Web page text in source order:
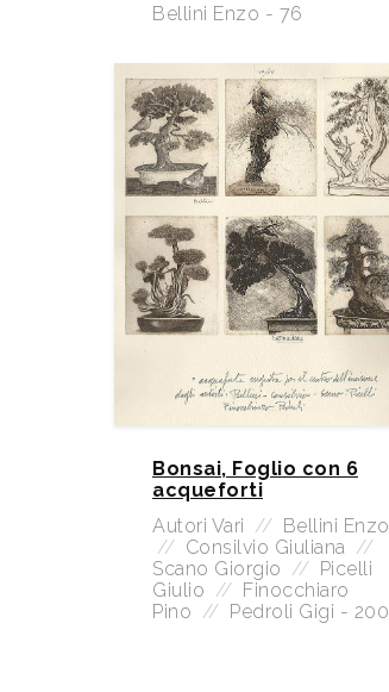
Bellini Enzo - 76
Bonsai, Foglio con 6
acqueforti
Autori Vari // Bellini Enzo
// Consilvio Giuliana //
Scano Giorgio // Picelli
Giulio // Finocchiaro
Pino // Pedroli Gigi - 200